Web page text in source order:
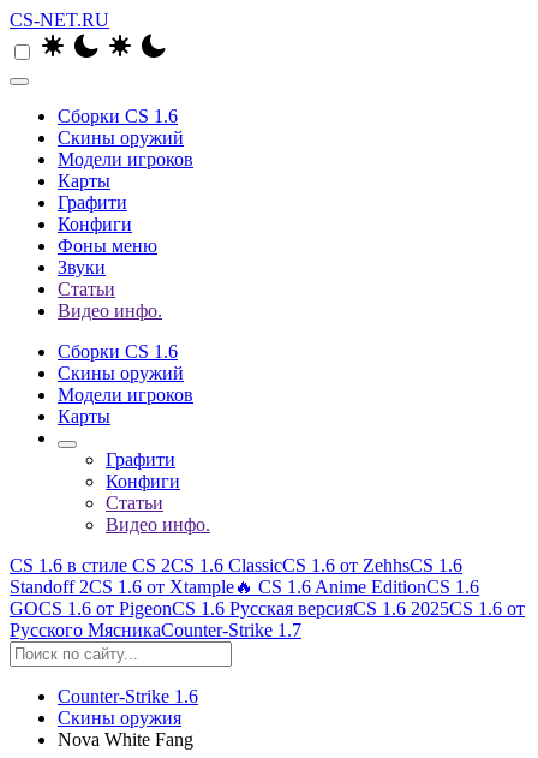
CS-NET.RU
Сборки CS 1.6
Скины оружий
Модели игроков
Карты
Графити
Конфиги
Фоны меню
Звуки
Статьи
Видео инфо.
Сборки CS 1.6
Скины оружий
Модели игроков
Карты
Графити
Конфиги
Статьи
Видео инфо.
CS 1.6 в стиле CS 2CS 1.6 ClassicCS 1.6 от ZehhsCS 1.6
Standoff 2CS 1.6 от Xtample🔥 CS 1.6 Anime EditionCS 1.6
GOCS 1.6 от PigeonCS 1.6 Русская версияCS 1.6 2025CS 1.6 от
Русского МясникаCounter-Strike 1.7
Counter-Strike 1.6
Скины оружия
Nova White Fang